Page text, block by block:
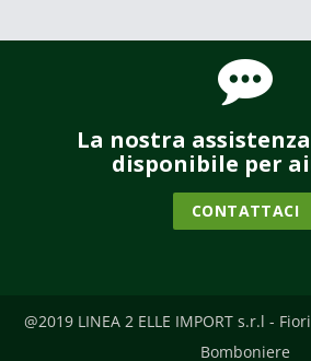
La nostra
disponibile per
CONTATTACI
@2019 LINEA 2 ELLE IMPORT s.r.l -
Bomboniere